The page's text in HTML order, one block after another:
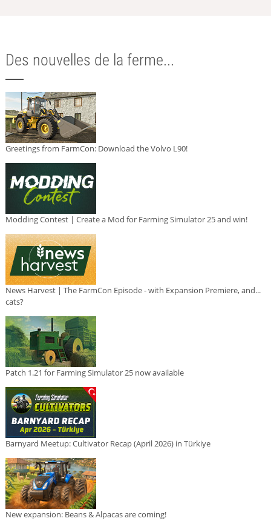
Des nouvelles de la ferme...
Greetings from FarmCon: Download the Volvo L90!
Modding Contest | Create a Mod for Farming Simulator 25 and win!
News Harvest | The FarmCon Episode - with Expansion Premiere, and...
cats?
Patch 1.21 for Farming Simulator 25 now available
Barnyard Meetup: Cultivator Recap (April 2026) in Türkiye
New expansion: Beans & Alpacas are coming!